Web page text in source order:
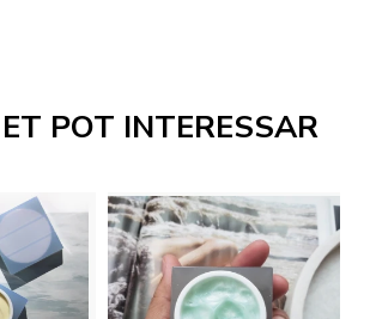
POT INTERESSAR